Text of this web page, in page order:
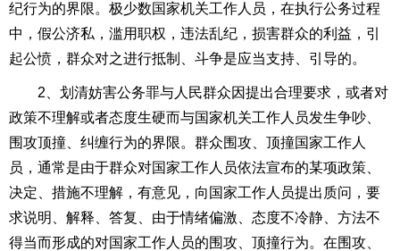
纪行为的界限。极少数国家机关工作人员，在执行公务过程
中，假公济私，滥用职权，违法乱纪，损害群众的利益，引
起公愤，群众对之进行抵制、斗争是应当支持、引导的。
2、划清妨害公务罪与人民群众因提出合理要求，或者对
政策不理解或者态度生硬而与国家机关工作人员发生争吵、
围攻顶撞、纠缠行为的界限。群众围攻、顶撞国家工作人
员，通常是由于群众对国家工作人员依法宣布的某项政策、
决定、措施不理解，有意见，向国家工作人员提出质问，要
求说明、解释、答复、由于情绪偏激、态度不冷静、方法不
得当而形成的对国家工作人员的围攻、顶撞行为。在围攻、